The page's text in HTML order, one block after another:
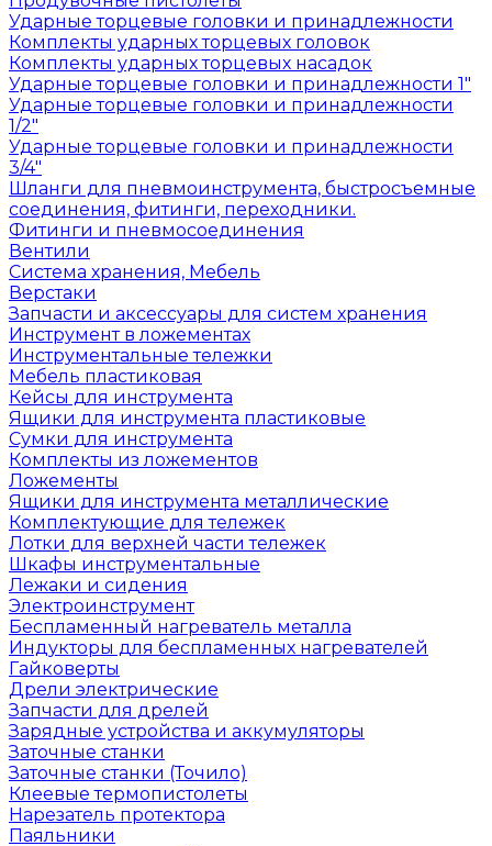
Ударные торцевые головки и принадлежности
Комплекты ударных торцевых головок
Комплекты ударных торцевых насадок
Ударные торцевые головки и принадлежности 1"
Ударные торцевые головки и принадлежности
1/2"
Ударные торцевые головки и принадлежности
3/4"
Шланги для пневмоинструмента, быстросъемные
соединения, фитинги, переходники.
Фитинги и пневмосоединения
Вентили
Система хранения, Мебель
Верстаки
Запчасти и аксессуары для систем хранения
Инструмент в ложементах
Инструментальные тележки
Мебель пластиковая
Кейсы для инструмента
Ящики для инструмента пластиковые
Сумки для инструмента
Комплекты из ложементов
Ложементы
Ящики для инструмента металлические
Комплектующие для тележек
Лотки для верхней части тележек
Шкафы инструментальные
Лежаки и сидения
Электроинструмент
Беспламенный нагреватель металла
Индукторы для беспламенных нагревателей
Гайковерты
Дрели электрические
Запчасти для дрелей
Зарядные устройства и аккумуляторы
Заточные станки
Заточные станки (Точило)
Клеевые термопистолеты
Нарезатель протектора
Паяльники